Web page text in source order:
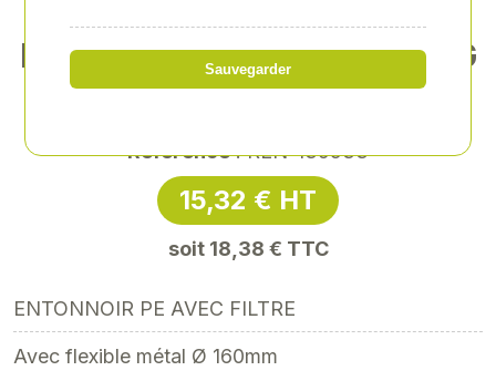
ENTONNOIR D.160 RALLONG
E METAL
Référence: REN-139533
15,32 € HT
soit 18,38 € TTC
ENTONNOIR PE AVEC FILTRE
Avec flexible métal Ø 160mm
Sauvegarder